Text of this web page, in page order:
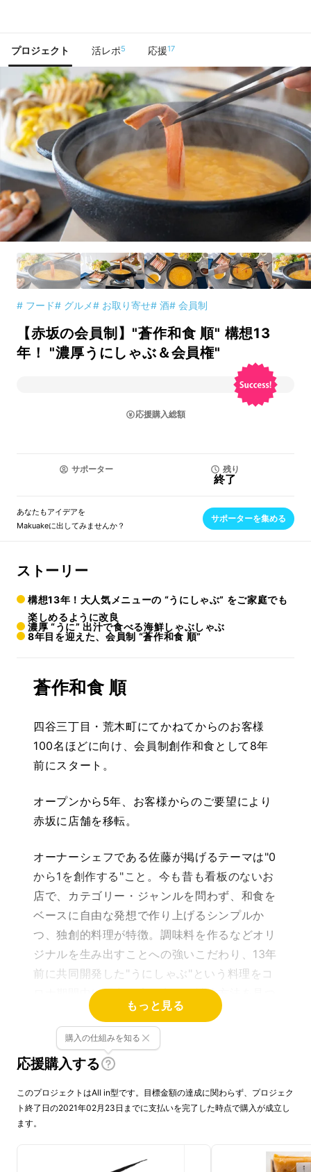
プロジェクト 活レポ5 応援17
# フード# グルメ# お取り寄せ# 酒# 会員制
【赤坂の会員制】"蒼作和食 順" 構想13
年！ "濃厚うにしゃぶ＆会員権"
応援購入総額
サポーター 残り
終了
あなたもアイデアを
Makuakeに出してみませんか？
サポーターを集める
ストーリー
構想13年！大人気メニューの “うにしゃぶ” をご家庭でも
楽しめるように改良
濃厚 “うに” 出汁で食べる海鮮しゃぶしゃぶ
8年目を迎えた、会員制 “蒼作和食 順”
蒼作和食 順
四谷三丁目・荒木町にてかねてからのお客様
100名ほどに向け、会員制創作和食として8年
前にスタート。
オープンから5年、お客様からのご要望により
赤坂に店舗を移転。
オーナーシェフである佐藤が掲げるテーマは"0
から1を創作する"こと。今も昔も看板のないお
店で、カテゴリー・ジャンルを問わず、和食を
ベースに自由な発想で作り上げるシンプルか
つ、独創的料理が特徴。調味料を作るなどオリ
ジナルを生み出すことへの強いこだわり、13年
前に共同開発した"うにしゃぶ"という料理をコ
ロナ期間中に研究の末、臭みを消す方法を見つ
け商品化。
プロジェクト概要
赤坂にある会員制・蒼作和食のお店「順」
した”うにしゃぶ”という料理
もっと見る
応援購入する
購入の仕組みを知る
このプロジェクトはAll in型です。目標金額の達成に関わらず、プロジェク
ト終了日の2021年02月23日までに支払いを完了した時点で購入が成立し
ます。